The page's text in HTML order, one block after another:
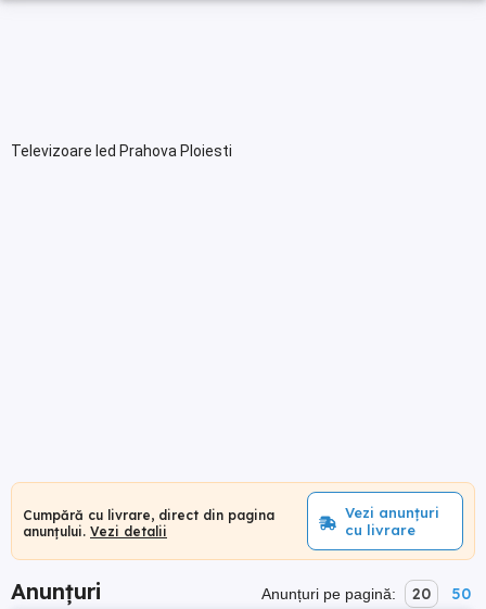
Televizoare led Prahova Ploiesti
Cumpără cu livrare, direct din pagina
anunțului. Vezi detalii
Vezi anunțuri
cu livrare
Anunțuri Anunțuri pe pagină: 20 50